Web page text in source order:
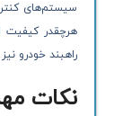
سیستم‌های
هرچقدر کیفیت
راهبند خودرو
نکات